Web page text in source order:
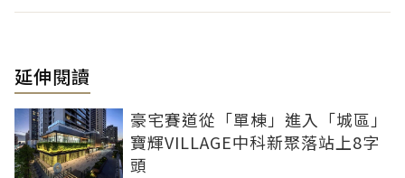
延伸閱讀
豪宅賽道從「單棟」進入「城區」
寶輝VILLAGE中科新聚落站上8字
頭